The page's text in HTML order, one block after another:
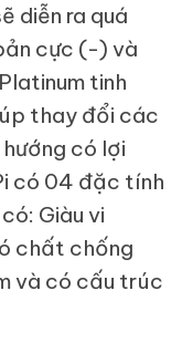
diễn ra quá
cực (-) và
tinh
thay đổi các
có lợi
có 04 đặc tính
Giàu vi
chất chống
và có cấu trúc